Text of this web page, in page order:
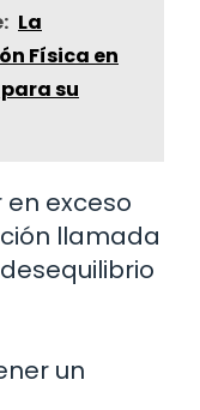
La
Física en
su
en exceso
llamada
un